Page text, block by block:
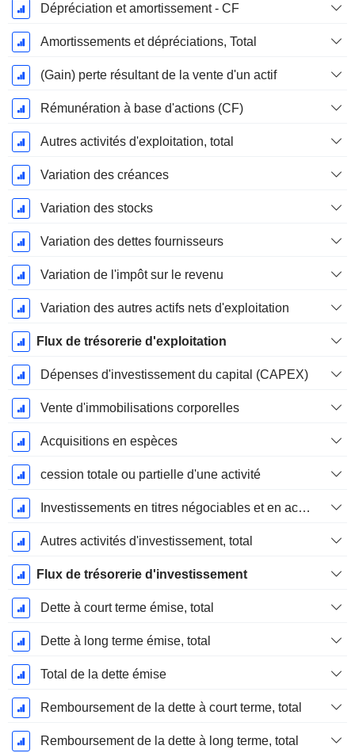
DécembreDépréciation et amortissement - CF
Amortissements et dépréciations, Total
(Gain) perte résultant de la vente d'un actif
Rémunération à base d'actions (CF)
Autres activités d'exploitation, total
Variation des créances
Variation des stocks
Variation des dettes fournisseurs
Variation de l'impôt sur le revenu
Variation des autres actifs nets d'exploitation
Flux de trésorerie d'exploitation
Dépenses d'investissement du capital (CAPEX)
Vente d'immobilisations corporelles
Acquisitions en espèces
cession totale ou partielle d'une activité
Investissements en titres négociables et en actions, total
Autres activités d'investissement, total
Flux de trésorerie d'investissement
Dette à court terme émise, total
Dette à long terme émise, total
Total de la dette émise
Remboursement de la dette à court terme, total
Remboursement de la dette à long terme, total